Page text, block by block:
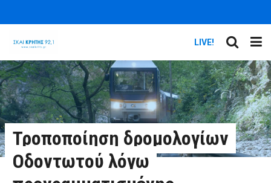
LIVE!
Τροποποίηση δρομολογίων
Οδοντωτού λόγω